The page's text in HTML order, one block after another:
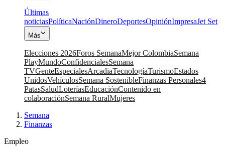
Últimas
noticiasPolíticaNaciónDineroDeportesOpiniónImpresaJet Set
Más
Elecciones 2026Foros SemanaMejor ColombiaSemana
PlayMundoConfidencialesSemana
TVGenteEspecialesArcadiaTecnologíaTurismoEstados
UnidosVehículosSemana SostenibleFinanzas Personales4
PatasSaludLoteríasEducaciónContenido en
colaboraciónSemana RuralMujeres
Semana|
Finanzas
Empleo